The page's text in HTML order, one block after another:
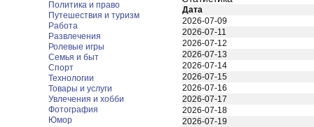
Политика и право
Путешествия и туризм
Работа
Развлечения
Ролевые игры
Семья и быт
Спорт
Технологии
Товары и услуги
Увлечения и хобби
Фотография
Юмор
Дата
2026-07-09
2026-07-11
2026-07-12
2026-07-13
2026-07-14
2026-07-15
2026-07-16
2026-07-17
2026-07-18
2026-07-19